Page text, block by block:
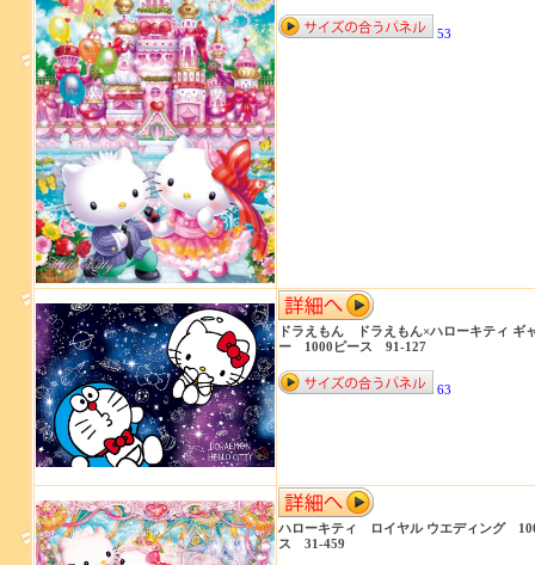
53
ドラえもん ドラえもん×ハローキティ ギ
ー 1000ピース 91-127
63
ハローキティ ロイヤル ウエディング
ス 31-459